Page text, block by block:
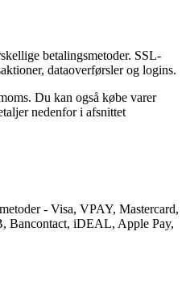
betalingsmetoder. SSL-
dataoverførsler og logins.
Du kan også købe varer
nedenfor i afsnittet
- Visa, VPAY, Mastercard,
Bancontact, iDEAL, Apple Pay,